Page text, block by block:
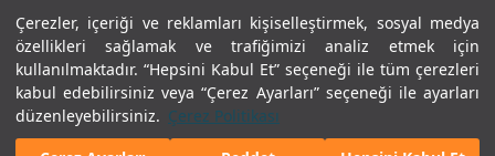
Çerezler, içeriği ve reklamları kişiselleştirmek, sosyal medya
özellikleri sağlamak ve trafiğimizi analiz etmek için
kullanılmaktadır. “Hepsini Kabul Et” seçeneği ile tüm çerezleri
kabul edebilirsiniz veya “Çerez Ayarları” seçeneği ile ayarları
düzenleyebilirsiniz. Çerez Politikası